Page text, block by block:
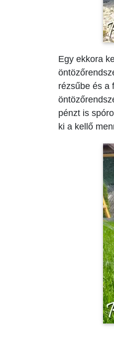
Egy ekkora
rézsűbe és a
pénzt is
ki a kellő